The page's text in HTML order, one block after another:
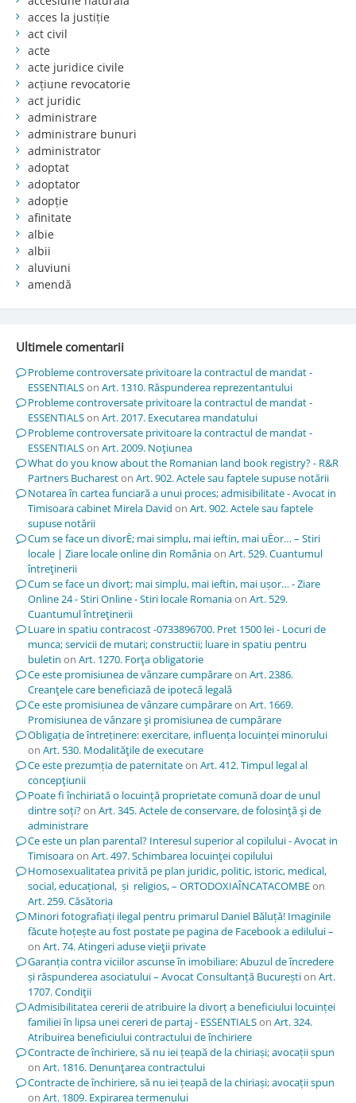
acces la justiție
act civil
acte
acte juridice civile
acțiune revocatorie
act juridic
administrare
administrare bunuri
administrator
adoptat
adoptator
adopție
afinitate
albie
albii
aluviuni
amendă
Ultimele comentarii
Probleme controversate privitoare la contractul de mandat -
ESSENTIALSon Art. 1310. Răspunderea reprezentantului
Probleme controversate privitoare la contractul de mandat -
ESSENTIALSon Art. 2017. Executarea mandatului
Probleme controversate privitoare la contractul de mandat -
ESSENTIALSon Art. 2009. Noţiunea
What do you know about the Romanian land book registry? - R&R
Partners Buchareston Art. 902. Actele sau faptele supuse notării
Notarea în cartea funciară a unui proces; admisibilitate - Avocat in
Timisoara cabinet Mirela David on Art. 902. Actele sau faptele
supuse notării
Cum se face un divorÈ; mai simplu, mai ieftin, mai uÈor… – Stiri
locale | Ziare locale online din Româniaon Art. 529. Cuantumul
întreţinerii
Cum se face un divorț; mai simplu, mai ieftin, mai ușor… - Ziare
Online 24 - Stiri Online - Stiri locale Romaniaon Art. 529.
Cuantumul întreţinerii
Luare in spatiu contracost -0733896700. Pret 1500 lei - Locuri de
munca; servicii de mutari; constructii; luare in spatiu pentru
buletin on Art. 1270. Forţa obligatorie
Ce este promisiunea de vânzare cumpărareon Art. 2386.
Creanţele care beneficiază de ipotecă legală
Ce este promisiunea de vânzare cumpărareon Art. 1669.
Promisiunea de vânzare şi promisiunea de cumpărare
Obligația de întreținere: exercitare, influența locuinței minorului
on Art. 530. Modalităţile de executare
Ce este prezumția de paternitateon Art. 412. Timpul legal al
concepţiunii
Poate fi închiriată o locuință proprietate comună doar de unul
dintre soți?on Art. 345. Actele de conservare, de folosinţă şi de
administrare
Ce este un plan parental? Interesul superior al copilului - Avocat in
Timisoaraon Art. 497. Schimbarea locuinţei copilului
Homosexualitatea privită pe plan juridic, politic, istoric, medical,
social, educațional, și religios, – ORTODOXIAÎNCATACOMBEon
Art. 259. Căsătoria
Minori fotografiați ilegal pentru primarul Daniel Băluță! Imaginile
făcute hoțește au fost postate pe pagina de Facebook a edilului –
on Art. 74. Atingeri aduse vieţii private
Garanția contra viciilor ascunse în imobiliare: Abuzul de încredere
și răspunderea asociatului – Avocat Consultanță Bucureștion Art.
1707. Condiţii
Admisibilitatea cererii de atribuire la divorț a beneficiului locuinței
familiei în lipsa unei cereri de partaj - ESSENTIALSon Art. 324.
Atribuirea beneficiului contractului de închiriere
Contracte de închiriere, să nu iei țeapă de la chiriași; avocații spun
on Art. 1816. Denunţarea contractului
Contracte de închiriere, să nu iei țeapă de la chiriași; avocații spun
on Art. 1809. Expirarea termenului